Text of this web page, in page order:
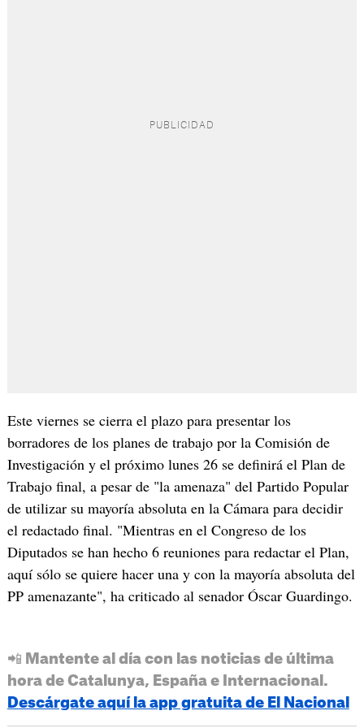
Este viernes se cierra el plazo para presentar los
borradores de los planes de trabajo por la Comisión de
Investigación y el próximo lunes 26 se definirá el Plan de
Trabajo final, a pesar de "la amenaza" del Partido Popular
de utilizar su mayoría absoluta en la Cámara para decidir
el redactado final. "Mientras en el Congreso de los
Diputados se han hecho 6 reuniones para redactar el Plan,
aquí sólo se quiere hacer una y con la mayoría absoluta del
PP amenazante", ha criticado al senador Óscar Guardingo.
📲 Mantente al día con las noticias de última
hora de Catalunya, España e Internacional.
Descárgate aquí la app gratuita de El Nacional